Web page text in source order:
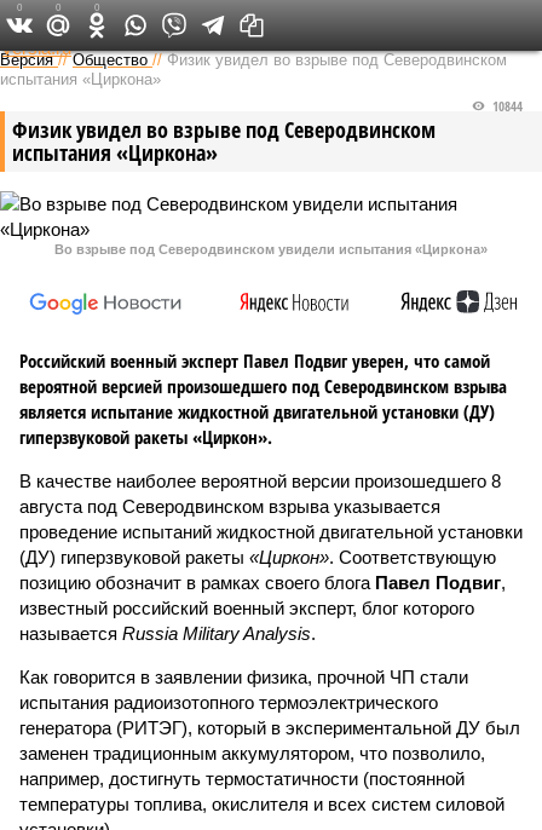
Федеральный выпуск
Версия //Общество //Физик увидел во взрыве под Северодвинском
испытания «Циркона»
Физик увидел во взрыве под Северодвинском
испытания «Циркона»
10844
Во взрыве под Северодвинском увидели испытания «Циркона»
Российский военный эксперт Павел Подвиг уверен, что самой
вероятной версией произошедшего под Северодвинском взрыва
является испытание жидкостной двигательной установки (ДУ)
гиперзвуковой ракеты «Циркон».
В качестве наиболее вероятной версии произошедшего 8
августа под Северодвинском взрыва указывается
проведение испытаний жидкостной двигательной установки
(ДУ) гиперзвуковой ракеты «Циркон». Соответствующую
позицию обозначит в рамках своего блога Павел Подвиг,
известный российский военный эксперт, блог которого
называется Russia Military Analysis.
Как говорится в заявлении физика, прочной ЧП стали
испытания радиоизотопного термоэлектрического
генератора (РИТЭГ), который в экспериментальной ДУ был
заменен традиционным аккумулятором, что позволило,
например, достигнуть термостатичности (постоянной
температуры топлива, окислителя и всех систем силовой
0 0 0